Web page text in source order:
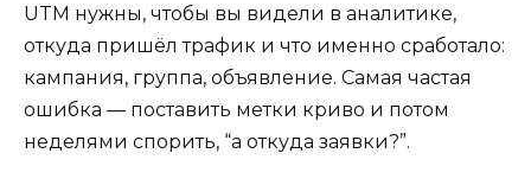
UTM нужны, чтобы вы видели в аналитике,
откуда пришёл трафик и что именно сработало:
кампания, группа, объявление. Самая частая
ошибка — поставить метки криво и потом
неделями спорить, “а откуда заявки?”.